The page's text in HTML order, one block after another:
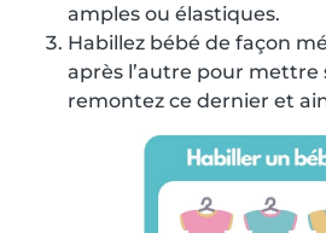
amples ou élastiques.
Habillez bébé de façon
après l’autre pour mettre
remontez ce dernier et